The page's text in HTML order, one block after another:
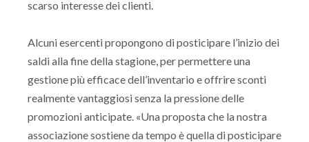
scarso interesse dei clienti.
Alcuni esercenti propongono di posticipare l’inizio dei
saldi alla fine della stagione, per permettere una
gestione più efficace dell’inventario e offrire sconti
realmente vantaggiosi senza la pressione delle
promozioni anticipate. «Una proposta che la nostra
associazione sostiene da tempo è quella di posticipare